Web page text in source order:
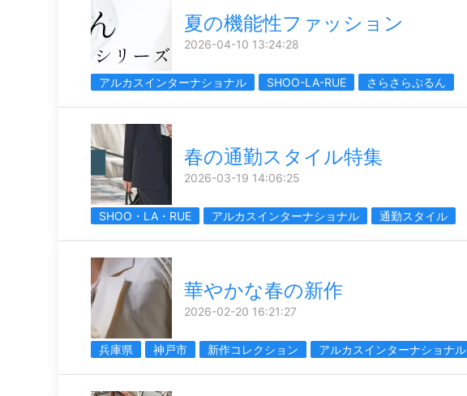
夏の機能性ファッション
2026-04-10 13:24:28
アルカスインターナショナル SHOO-LA-RUE さらさらぷるん
春の通勤スタイル特集
2026-03-19 14:06:25
SHOO・LA・RUE アルカスインターナショナル 通勤スタイル
華やかな春の新作
2026-02-20 16:21:27
兵庫県 神戸市 新作コレクション アルカスインターナショナル